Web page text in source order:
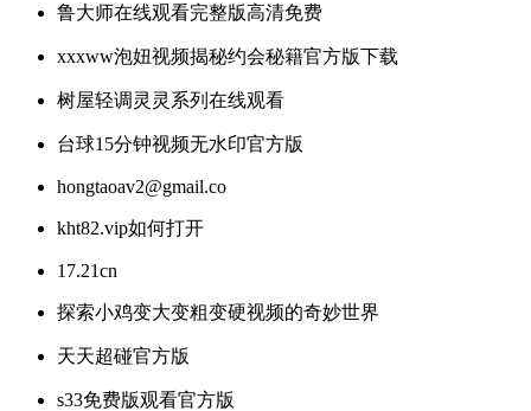
鲁大师在线观看完整版高清免费
xxxww泡妞视频揭秘约会秘籍官方版下载
树屋轻调灵灵系列在线观看
台球15分钟视频无水印官方版
hongtaoav2@gmail.co
kht82.vip如何打开
17.21cn
探索小鸡变大变粗变硬视频的奇妙世界
天天超碰官方版
s33免费版观看官方版